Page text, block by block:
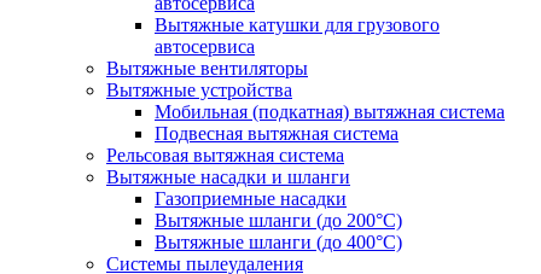
Вытяжные катушки для грузового
автосервиса
Вытяжные вентиляторы
Вытяжные устройства
Мобильная (подкатная) вытяжная система
Подвесная вытяжная система
Рельсовая вытяжная система
Вытяжные насадки и шланги
Газоприемные насадки
Вытяжные шланги (до 200°C)
Вытяжные шланги (до 400°C)
Системы пылеудаления